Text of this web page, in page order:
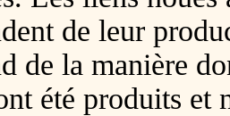
de leur
de la manière
été produits et